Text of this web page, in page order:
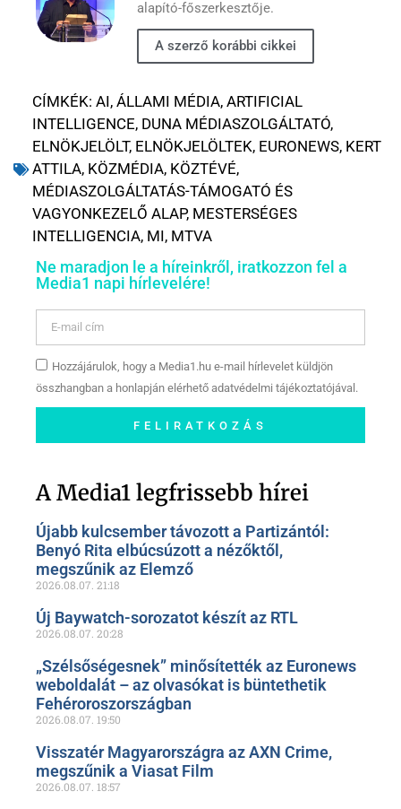
alapító-főszerkesztője.
A szerző korábbi cikkei
CÍMKÉK: AI, ÁLLAMI MÉDIA, ARTIFICIAL
INTELLIGENCE, DUNA MÉDIASZOLGÁLTATÓ,
ELNÖKJELÖLT, ELNÖKJELÖLTEK, EURONEWS, KERT
ATTILA, KÖZMÉDIA, KÖZTÉVÉ,
MÉDIASZOLGÁLTATÁS-TÁMOGATÓ ÉS
VAGYONKEZELŐ ALAP, MESTERSÉGES
INTELLIGENCIA, MI, MTVA
Ne maradjon le a híreinkről, iratkozzon fel a
Media1 napi hírlevelére!
Hozzájárulok, hogy a Media1.hu e-mail hírlevelet küldjön
összhangban a honlapján elérhető adatvédelmi tájékoztatójával.
FELIRATKOZÁS
oldalunkon!
A Media1 legfrissebb hírei
Újabb kulcsember távozott a Partizántól:
Benyó Rita elbúcsúzott a nézőktől,
megszűnik az Elemző
2026.08.07. 21:18
Új Baywatch-sorozatot készít az RTL
2026.08.07. 20:28
„Szélsőségesnek” minősítették az Euronews
weboldalát – az olvasókat is büntethetik
Fehéroroszországban
2026.08.07. 19:50
Visszatér Magyarországra az AXN Crime,
megszűnik a Viasat Film
2026.08.07. 18:57